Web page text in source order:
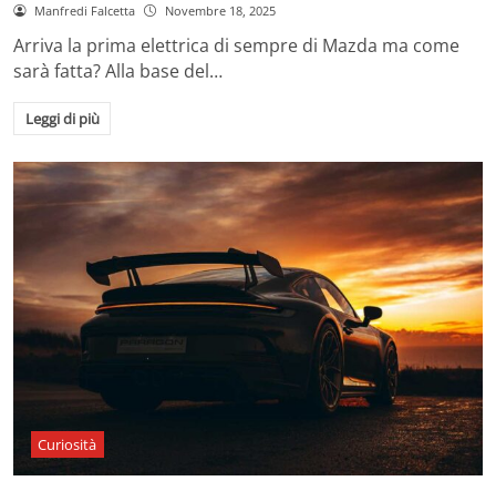
Manfredi Falcetta Novembre 18, 2025
Arriva la prima elettrica di sempre di Mazda ma come
sarà fatta? Alla base del…
Leggi di più
Curiosità